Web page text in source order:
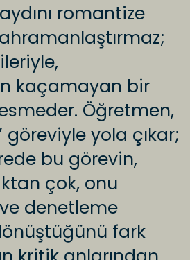
romantize
kaçamayan bir
Öğretmen,
göreviyle yola çıkar;
bu görevin,
çok, onu
denetleme
fark